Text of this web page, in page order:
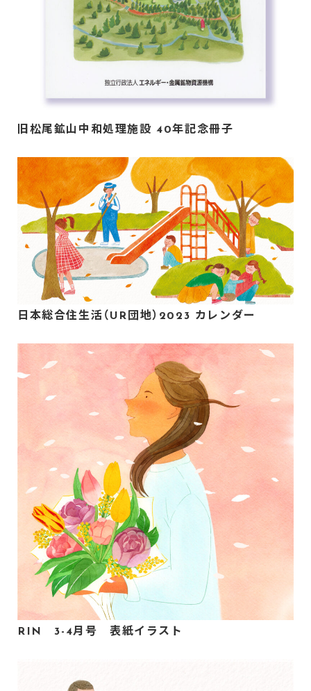
旧松尾鉱山中和処理施設 40年記念冊子
日本総合住生活（UR団地）2023 カレンダー
RIN 3-4月号 表紙イラスト